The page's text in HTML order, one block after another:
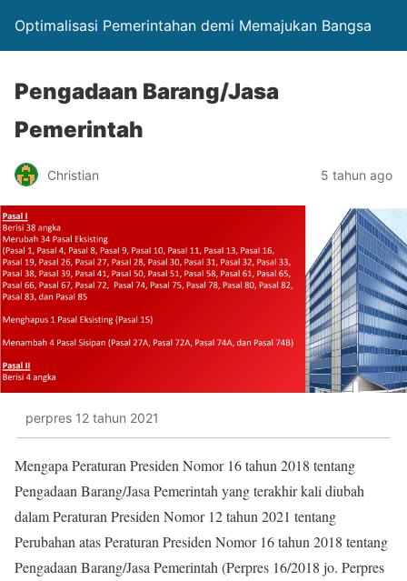
Optimalisasi Pemerintahan demi Memajukan Bangsa
Pengadaan Barang/Jasa
Pemerintah
Christian 5 tahun ago
perpres 12 tahun 2021
Mengapa Peraturan Presiden Nomor 16 tahun 2018 tentang
Pengadaan Barang/Jasa Pemerintah yang terakhir kali diubah
dalam Peraturan Presiden Nomor 12 tahun 2021 tentang
Perubahan atas Peraturan Presiden Nomor 16 tahun 2018 tentang
Pengadaan Barang/Jasa Pemerintah (Perpres 16/2018 jo. Perpres